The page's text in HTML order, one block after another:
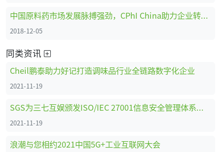
中国原料药市场发展脉搏强劲，CPhI China助力企业转型创新、全面升级 ！
2018-12-05
同类资讯
Cheil鹏泰助力好记打造调味品行业全链路数字化企业
2021-11-19
SGS为三七互娱颁发ISO/IEC 27001信息安全管理体系认证证书
2021-11-19
浪潮与您相约2021中国5G+工业互联网大会